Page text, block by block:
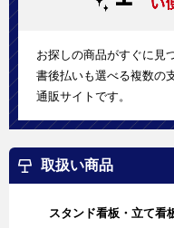
お探しの商品がすぐに見
書後払いも選べる複数の
通販サイトです。
取扱い商品
スタンド看板・立て看